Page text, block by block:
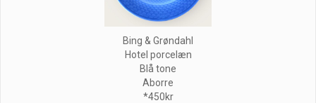
Bing & Grøndahl
Hotel porcelæn
Blå tone
Aborre
*450kr